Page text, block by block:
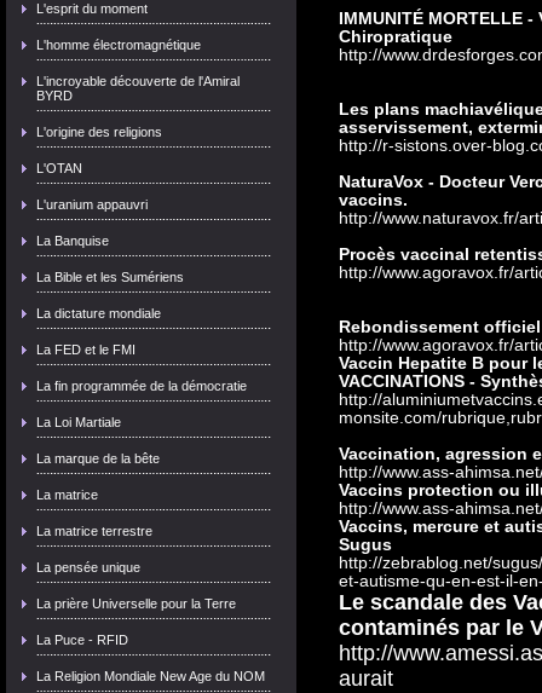
L'esprit du moment
L'homme électromagnétique
L'incroyable découverte de l'Amiral
BYRD
L'origine des religions
L'OTAN
L'uranium appauvri
La Banquise
La Bible et les Sumériens
La dictature mondiale
La FED et le FMI
La fin programmée de la démocratie
La Loi Martiale
La marque de la bête
La matrice
La matrice terrestre
La pensée unique
La prière Universelle pour la Terre
La Puce - RFID
La Religion Mondiale New Age du NOM
IMMUNITÉ
Chiropratique
http://
Les plans
asservissement,
http://r-sistons.over-
NaturaVox - Docteur
vaccins.
http://www.naturavox.fr/
Procès vaccinal
http://www.agoravox.fr/
Rebondissement
http://www.agoravox.fr/
Vaccin Hepatite B pour
VACCINATIONS -
http://
monsite.com/
Vaccination, agression
http://www.ass-
Vaccins protection ou
http://www.ass-
Vaccins, mercure et
Sugus
http://zebrablog.net/
et-autisme-qu-en-est-il-
Le scandale des
contaminés par le
http://
aurait